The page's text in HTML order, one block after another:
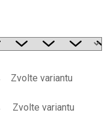
Zvolte variantu
Zvolte variantu